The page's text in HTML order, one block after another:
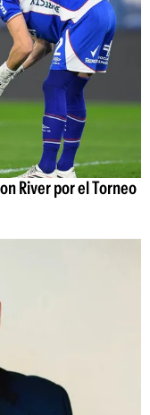
River por el Torneo